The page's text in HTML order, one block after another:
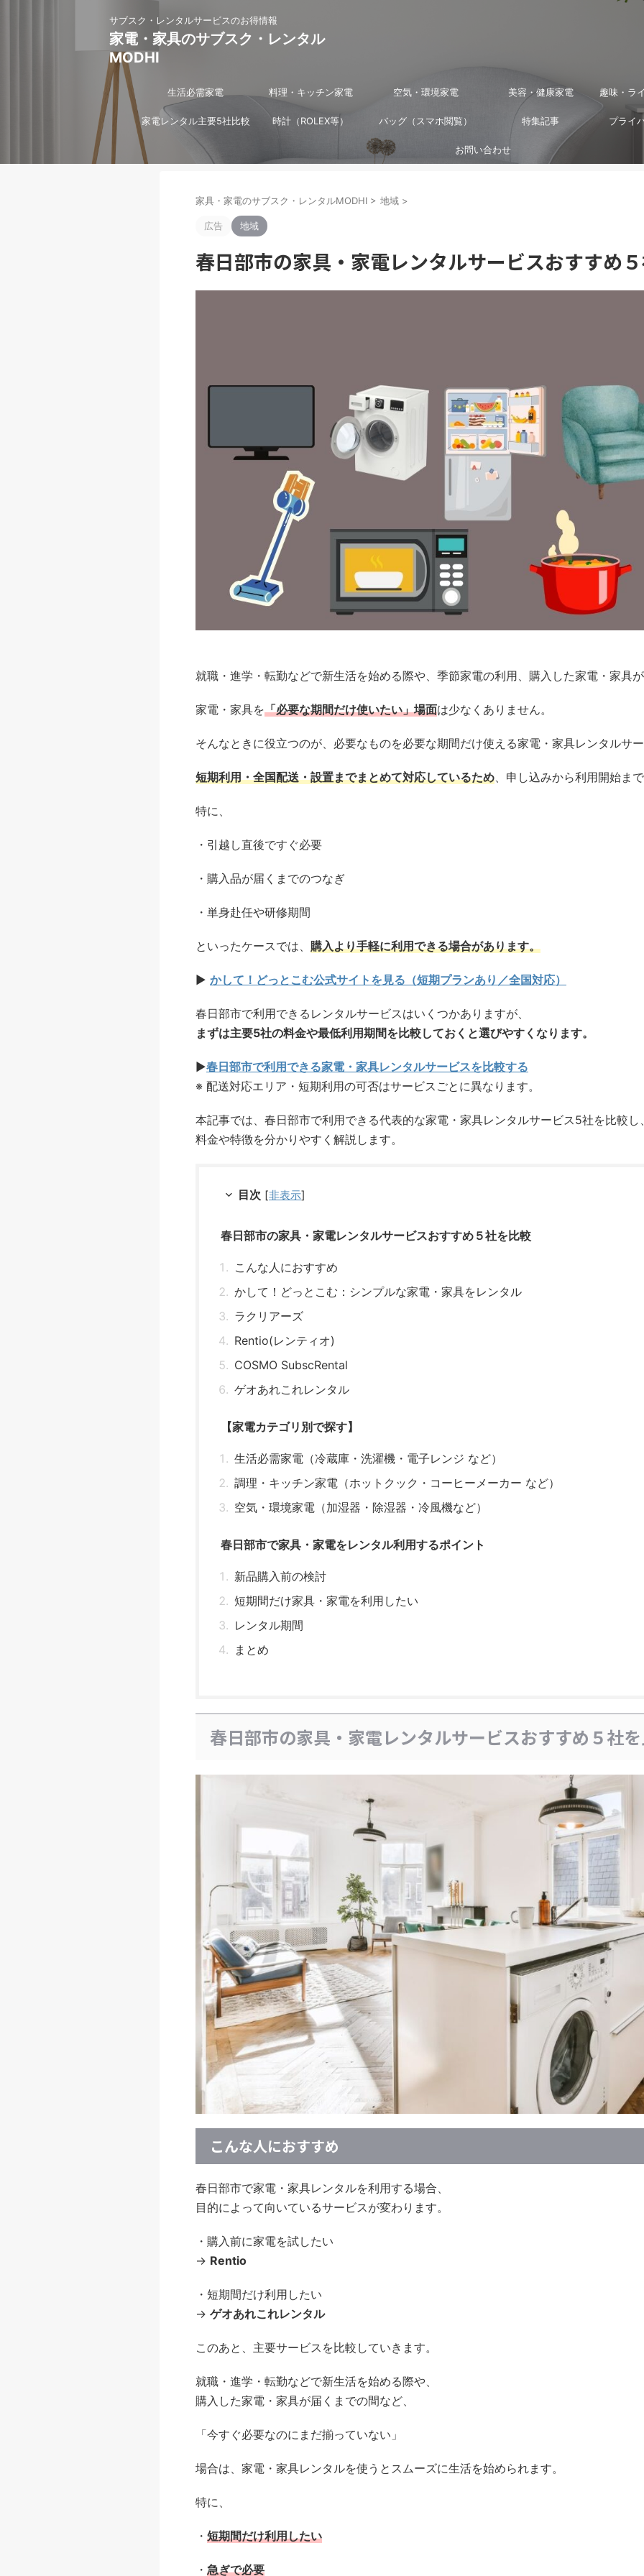
サブスク・レンタルサービスのお得情報
家電・家具のサブスク・レンタル
MODHI
生活必需家電 料理・キッチン家電 空気・環境家電 美容・健康家電 趣味・ラ
家電レンタル主要5社比較 時計（ROLEX等） バッグ（スマホ閲覧） 特集記事 プライ
お問い合わせ
家具・家電のサブスク・レンタルMODHI > 地域 >
広告 地域
春日部市の家具・家電レンタルサービスおすすめ
就職・進学・転勤などで新生活を始める際や、季節家電の利用、購入した家電・家具
家電・家具を「必要な期間だけ使いたい」場面は少なくありません。
そんなときに役立つのが、必要なものを必要な期間だけ使える家電・家具レンタルサ
短期利用・全国配送・設置までまとめて対応しているため 、申し込みから利用開始ま
特に、
・引越し直後ですぐ必要
・購入品が届くまでのつなぎ
・単身赴任や研修期間
といったケースでは、 購入より手軽に利用できる場合があります。
▶ かして！どっとこむ公式サイトを見る（短期プランあり／全国対応）
春日部市で利用できるレンタルサービスはいくつかありますが、
まずは主要5社の料金や最低利用期間を比較しておくと選びやすくなります。
▶春日部市で利用できる家電・家具レンタルサービスを比較する
※ 配送対応エリア・短期利用の可否はサービスごとに異なります。
本記事では、春日部市で利用できる代表的な家電・家具レンタルサービス5社を比較し
料金や特徴を分かりやすく解説します。
目次 [非表示]
春日部市の家具・家電レンタルサービスおすすめ５社を比較
こんな人におすすめ
かして！どっとこむ：シンプルな家電・家具をレンタル
ラクリアーズ
Rentio(レンティオ)
COSMO SubscRental
ゲオあれこれレンタル
【家電カテゴリ別で探す】
生活必需家電（冷蔵庫・洗濯機・電子レンジ など）
調理・キッチン家電（ホットクック・コーヒーメーカー など）
空気・環境家電（加湿器・除湿器・冷風機など）
春日部市で家具・家電をレンタル利用するポイント
新品購入前の検討
短期間だけ家具・家電を利用したい
レンタル期間
まとめ
春日部市の家具・家電レンタルサービスおすすめ５社
こんな人におすすめ
春日部市で家電・家具レンタルを利用する場合、
目的によって向いているサービスが変わります。
・購入前に家電を試したい
→ Rentio
・短期間だけ利用したい
→ ゲオあれこれレンタル
このあと、主要サービスを比較していきます。
就職・進学・転勤などで新生活を始める際や、
購入した家電・家具が届くまでの間など、
「今すぐ必要なのにまだ揃っていない」
場合は、家電・家具レンタルを使うとスムーズに生活を始められます。
特に、
・ 短期間だけ利用したい
・ 急ぎで必要